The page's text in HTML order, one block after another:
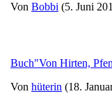
Von Bobbi (5. Juni
Buch"Von Hirten,
Von hüterin (18.